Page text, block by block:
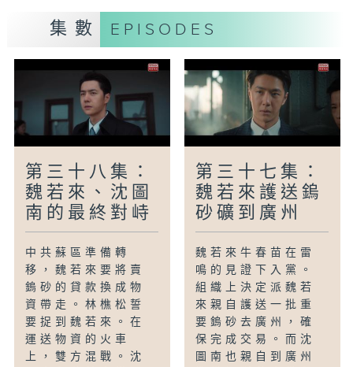
集數 EPISODES
第三十八集：
魏若來、沈圖
南的最終對峙
中共蘇區準備轉
移，魏若來要將賣
鎢砂的貸款換成物
資帶走。林樵松誓
要捉到魏若來。在
運送物資的火車
上，雙方混戰。沈
第三十七集：
魏若來護送鎢
砂礦到廣州
魏若來牛春苗在雷
鳴的見證下入黨。
組織上決定派魏若
來親自護送一批重
要鎢砂去廣州，確
保完成交易。而沈
圖南也親自到廣州